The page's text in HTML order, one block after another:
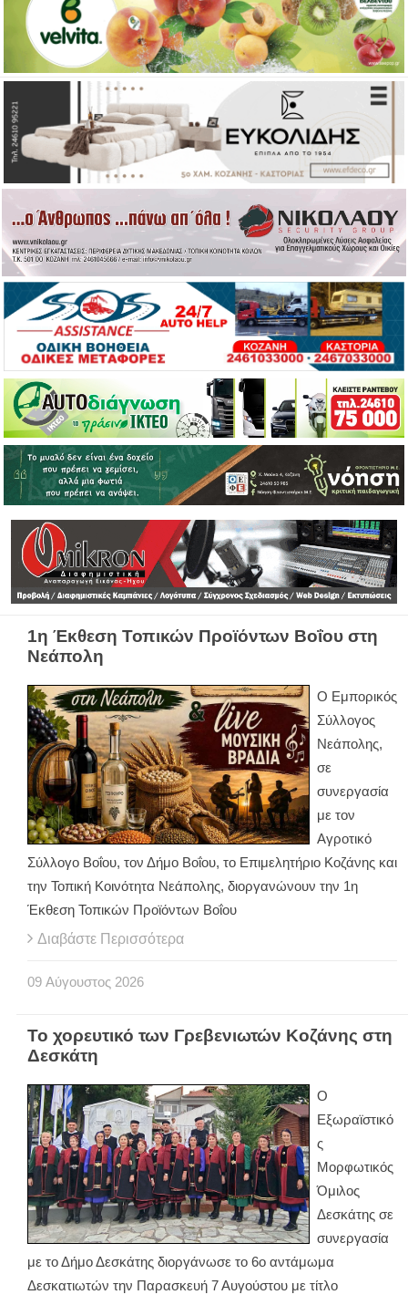
1η Έκθεση Τοπικών Προϊόντων Βοΐου στη
Νεάπολη
Ο Εμπορικός
Σύλλογος
Νεάπολης,
σε
συνεργασία
με τον
Αγροτικό
Σύλλογο Βοΐου, τον Δήμο Βοΐου, το Επιμελητήριο Κοζάνης και
την Τοπική Κοινότητα Νεάπολης, διοργανώνουν την 1η
Έκθεση Τοπικών Προϊόντων Βοΐου
Διαβάστε Περισσότερα
09 Αύγουστος 2026
Το χορευτικό των Γρεβενιωτών Κοζάνης στη
Δεσκάτη
Ο
Εξωραϊστικό
ς
Μορφωτικός
Όμιλος
Δεσκάτης σε
συνεργασία
με το Δήμο Δεσκάτης διοργάνωσε το 6ο αντάμωμα
Δεσκατιωτών την Παρασκευή 7 Αυγούστου με τίτλο